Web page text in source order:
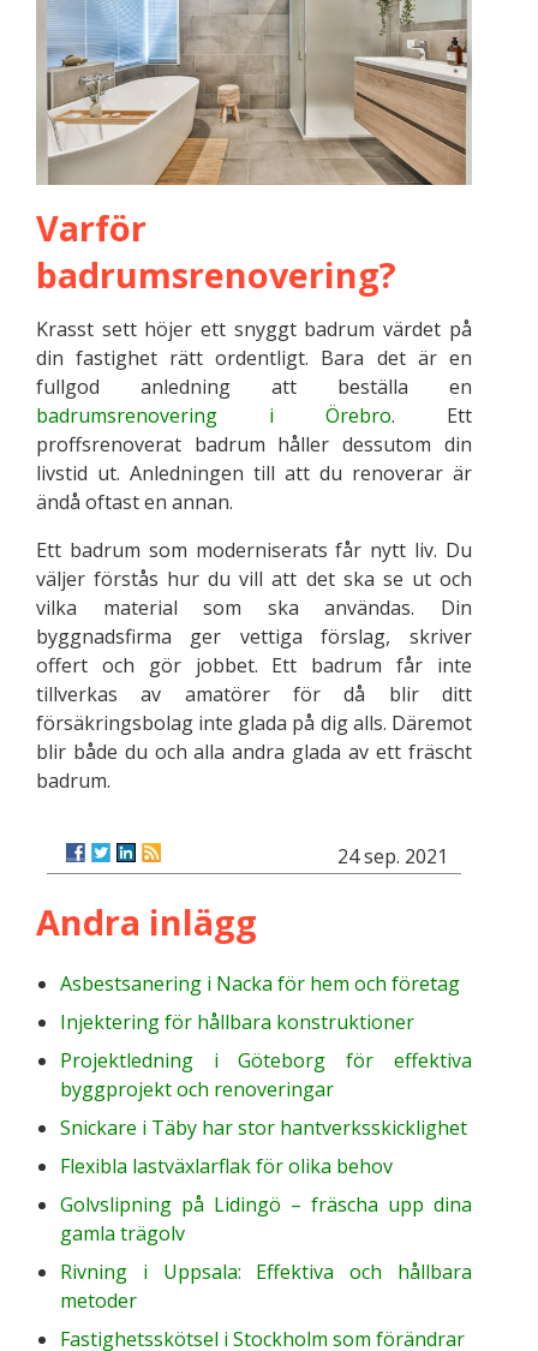
Varför
badrumsrenovering?
Krasst sett höjer ett snyggt badrum värdet på
din fastighet rätt ordentligt. Bara det är en
fullgod anledning att beställa en
badrumsrenovering i Örebro. Ett
proffsrenoverat badrum håller dessutom din
livstid ut. Anledningen till att du renoverar är
ändå oftast en annan.
Ett badrum som moderniserats får nytt liv. Du
väljer förstås hur du vill att det ska se ut och
vilka material som ska användas. Din
byggnadsfirma ger vettiga förslag, skriver
offert och gör jobbet. Ett badrum får inte
tillverkas av amatörer för då blir ditt
försäkringsbolag inte glada på dig alls. Däremot
blir både du och alla andra glada av ett fräscht
badrum.
24 sep. 2021
Andra inlägg
Asbestsanering i Nacka för hem och företag
Injektering för hållbara konstruktioner
Projektledning i Göteborg för effektiva
byggprojekt och renoveringar
Snickare i Täby har stor hantverksskicklighet
Flexibla lastväxlarflak för olika behov
Golvslipning på Lidingö – fräscha upp dina
gamla trägolv
Rivning i Uppsala: Effektiva och hållbara
metoder
Fastighetsskötsel i Stockholm som förändrar